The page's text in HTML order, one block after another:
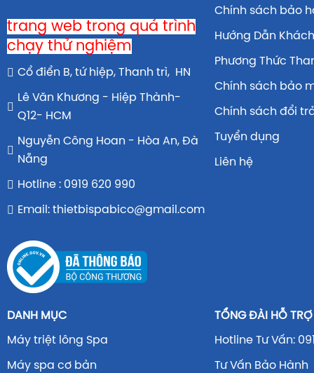
trang web trong quá trình
chạy thử nghiệm
Cổ điển B, tứ hiệp, Thanh trì, HN
Lê Văn Khương - Hiệp Thành-
Q12- HCM
Nguyễn Công Hoan - Hòa An, Đà
Nẵng
Hotline : 0919 620 990
Email: thietbispabico@gmail.com
Chính sách bảo
Hướng Dẫn
Phương Thức
Chính sách bảo
Chính sách đổi
Tuyển dụng
Liên hệ
DANH MỤC
Máy triệt lông Spa
Máy spa cơ bản
TỔNG ĐÀI HỖ TRỢ
Hotline Tư Vấn:
Tư Vấn Bảo Hành